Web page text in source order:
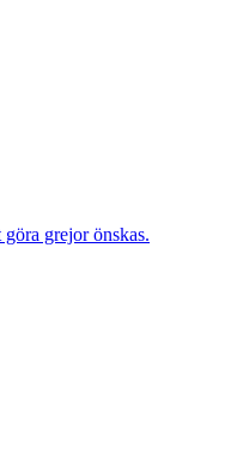
grejor önskas.